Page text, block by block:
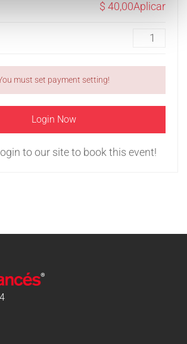
$ 40,00Aplicar
must set payment setting!
Login Now
to our site to book this event!